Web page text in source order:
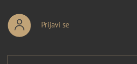
Prijavi se